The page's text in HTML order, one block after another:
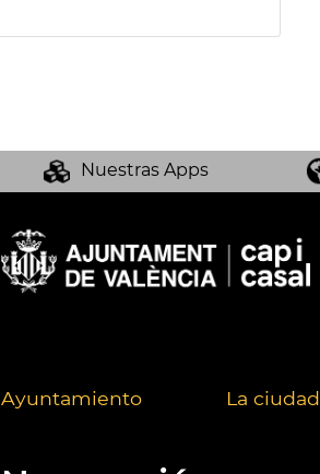
Nuestras Apps
Ayuntamiento La ciudad